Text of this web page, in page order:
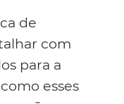
de
com
para a
esses